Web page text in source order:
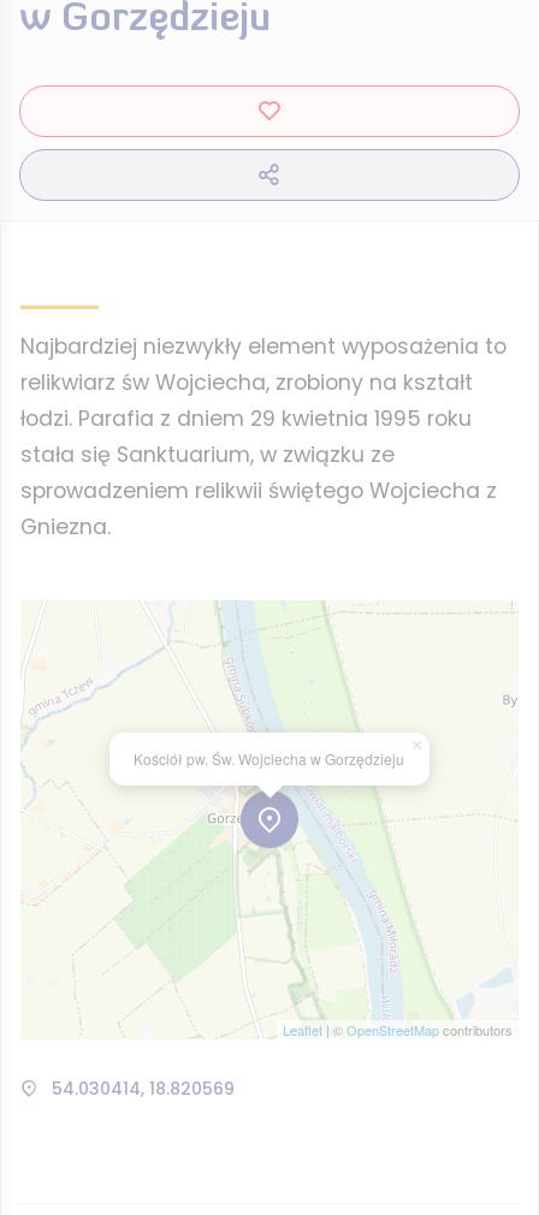
w Gorzędzieju
Najbardziej niezwykły element wyposażenia to
relikwiarz św Wojciecha, zrobiony na kształt
łodzi. Parafia z dniem 29 kwietnia 1995 roku
stała się Sanktuarium, w związku ze
sprowadzeniem relikwii świętego Wojciecha z
Gniezna.
Kościół pw. Św. Wojciecha w Gorzędzieju
×
Leaflet | ©OpenStreetMapcontributors
54.030414, 18.820569